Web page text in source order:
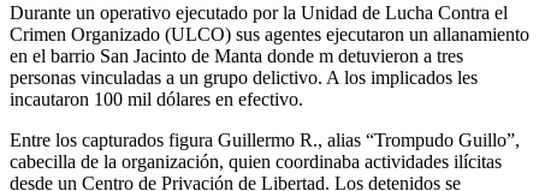
Durante un operativo ejecutado por la Unidad de Lucha Contra el
Crimen Organizado (ULCO) sus agentes ejecutaron un allanamiento
en el barrio San Jacinto de Manta donde m detuvieron a tres
personas vinculadas a un grupo delictivo. A los implicados les
incautaron 100 mil dólares en efectivo.
Entre los capturados figura Guillermo R., alias “Trompudo Guillo”,
cabecilla de la organización, quien coordinaba actividades ilícitas
desde un Centro de Privación de Libertad. Los detenidos se